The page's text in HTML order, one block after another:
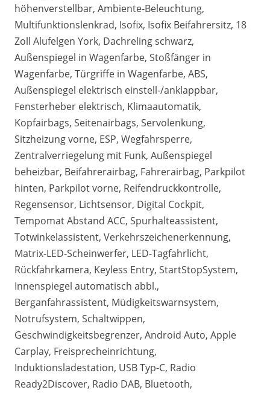
höhenverstellbar, Ambiente-Beleuchtung,
Multifunktionslenkrad, Isofix, Isofix Beifahrersitz, 18
Zoll Alufelgen York, Dachreling schwarz,
Außenspiegel in Wagenfarbe, Stoßfänger in
Wagenfarbe, Türgriffe in Wagenfarbe, ABS,
Außenspiegel elektrisch einstell-/anklappbar,
Fensterheber elektrisch, Klimaautomatik,
Kopfairbags, Seitenairbags, Servolenkung,
Sitzheizung vorne, ESP, Wegfahrsperre,
Zentralverriegelung mit Funk, Außenspiegel
beheizbar, Beifahrerairbag, Fahrerairbag, Parkpilot
hinten, Parkpilot vorne, Reifendruckkontrolle,
Regensensor, Lichtsensor, Digital Cockpit,
Tempomat Abstand ACC, Spurhalteassistent,
Totwinkelassistent, Verkehrszeichenerkennung,
Matrix-LED-Scheinwerfer, LED-Tagfahrlicht,
Rückfahrkamera, Keyless Entry, StartStopSystem,
Innenspiegel automatisch abbl.,
Berganfahrassistent, Müdigkeitswarnsystem,
Notrufsystem, Schaltwippen,
Geschwindigkeitsbegrenzer, Android Auto, Apple
Carplay, Freisprecheinrichtung,
Induktionsladestation, USB Typ-C, Radio
Ready2Discover, Radio DAB, Bluetooth,